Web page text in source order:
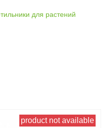
для растений
product not available